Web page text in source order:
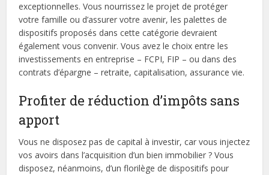
exceptionnelles. Vous nourrissez le projet de protéger
votre famille ou d’assurer votre avenir, les palettes de
dispositifs proposés dans cette catégorie devraient
également vous convenir. Vous avez le choix entre les
investissements en entreprise – FCPI, FIP – ou dans des
contrats d’épargne – retraite, capitalisation, assurance vie.
Profiter de réduction d’impôts sans
apport
Vous ne disposez pas de capital à investir, car vous injectez
vos avoirs dans l’acquisition d’un bien immobilier ? Vous
disposez, néanmoins, d’un florilège de dispositifs pour